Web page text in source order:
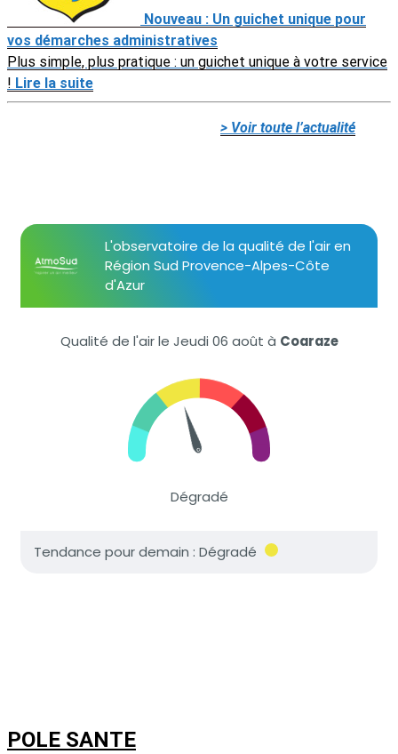
Nouveau : Un guichet unique pour
vos démarches administratives
Plus simple, plus pratique : un guichet unique à votre service
! Lire la suite
> Voir toute l’actualité
POLE SANTE